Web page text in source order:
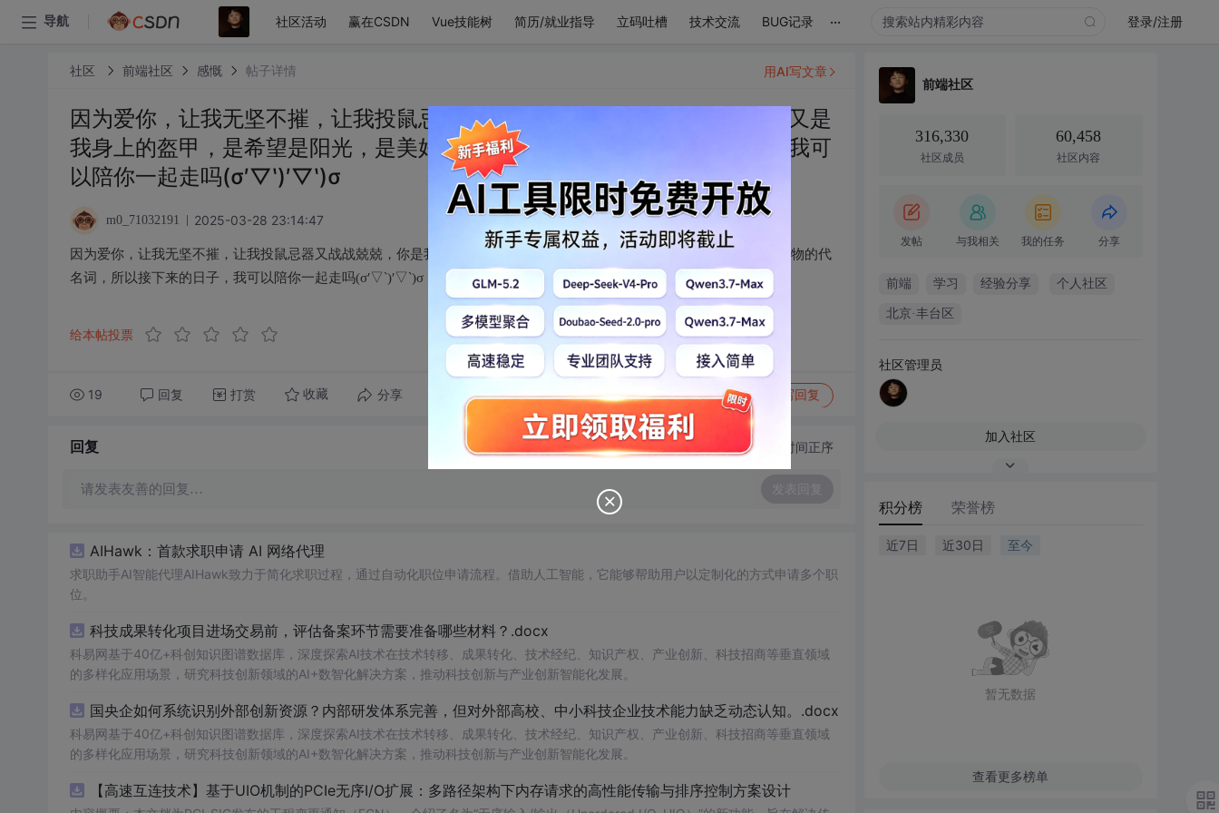
导航 社区活动 赢在CSDN Vue技能树 简历/就业指导 立码吐槽 技术交流 BUG记录 ... 登录/注册
社区 前端社区 感慨 帖子详情
因为爱你，让我无坚不摧，让我投鼠忌器又战战兢兢，你是我心中的软肋，又是
我身上的盔甲，是希望是阳光，是美好事物的代名词，所以接下来的日子，我可
以陪你一起走吗(σ′▽‵)′▽‵)σ
m0_71032191 2025-03-28 23:14:47
因为爱你，让我无坚不摧，让我投鼠忌器又战战兢兢，你是我心中的软肋，又是我身上的盔甲，是希望是阳光，是美好事物的代
名词，所以接下来的日子，我可以陪你一起走吗(σ′▽‵)′▽‵)σ
给本帖投票
19 回复 打赏 收藏 分享 转发到动态 举报 写回复
用AI写文章
回复 切换为时间正序
请发表友善的回复… 发表回复
AIHawk：首款求职申请 AI 网络代理
求职助手AI智能代理AIHawk致力于简化求职过程，通过自动化职位申请流程。借助人工智能，它能够帮助用户以定制化的方式申请多个职
位。
科技成果转化项目进场交易前，评估备案环节需要准备哪些材料？.docx
科易网基于40亿+科创知识图谱数据库，深度探索AI技术在技术转移、成果转化、技术经纪、知识产权、产业创新、科技招商等垂直领域
的多样化应用场景，研究科技创新领域的AI+数智化解决方案，推动科技创新与产业创新智能化发展。
国央企如何系统识别外部创新资源？内部研发体系完善，但对外部高校、中小科技企业技术能力缺乏动态认知。.docx
科易网基于40亿+科创知识图谱数据库，深度探索AI技术在技术转移、成果转化、技术经纪、知识产权、产业创新、科技招商等垂直领域
的多样化应用场景，研究科技创新领域的AI+数智化解决方案，推动科技创新与产业创新智能化发展。
【高速互连技术】基于UIO机制的PCIe无序I/O扩展：多路径架构下内存请求的高性能传输与排序控制方案设计
前端社区
316,330
社区成员
60,458
社区内容
发帖 与我相关 我的任务 分享
前端 学习 经验分享 个人社区
北京·丰台区
社区管理员
加入社区
积分榜 荣誉榜
近7日 近30日 至今
暂无数据
查看更多榜单